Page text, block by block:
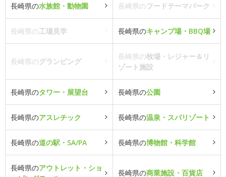
長崎県の水族館・動物園 長崎県のフードテーマパーク
長崎県の工場見学 長崎県のキャンプ場・BBQ場
長崎県のグランピング
長崎県の牧場・レジャー＆リ
ゾート施設
長崎県のタワー・展望台 長崎県の公園
長崎県のアスレチック 長崎県の温泉・スパリゾート
長崎県の道の駅・SA/PA 長崎県の博物館・科学館
長崎県のアウトレット・ショ
長崎県の商業施設・百貨店